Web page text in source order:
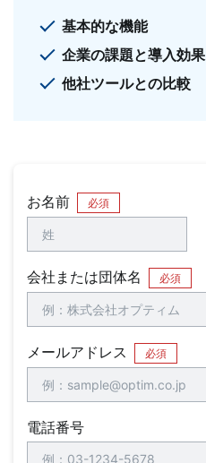
基本的な機能
企業の課題と導入効果
他社ツールとの比較
お名前 必須
会社または団体名 必須
メールアドレス 必須
電話番号